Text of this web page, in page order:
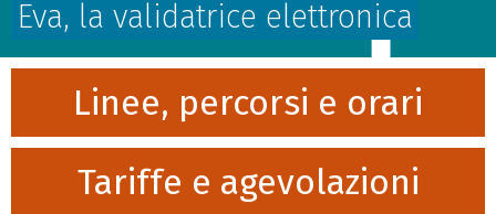
Eva, la validatrice elettronica
Linee, percorsi e orari
Tariffe e agevolazioni